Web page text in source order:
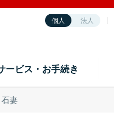
個人 法人
ービス・お手続き
石妻